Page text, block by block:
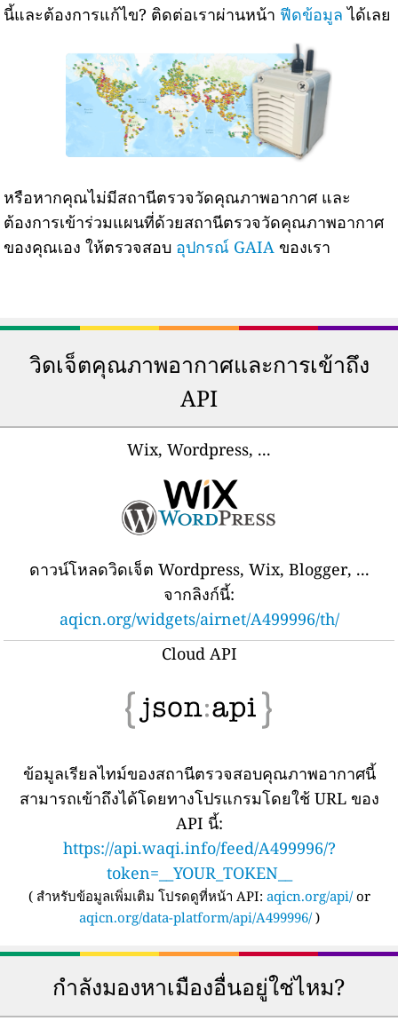
นี้และต้องการแก้ไข? ติดต่อเราผ่านหน้า ฟีดข้อมูล ได้เลย
หรือหากคุณไม่มีสถานีตรวจวัดคุณภาพอากาศ และ
ต้องการเข้าร่วมแผนที่ด้วยสถานีตรวจวัดคุณภาพอากาศ
ของคุณเอง ให้ตรวจสอบ อุปกรณ์ GAIA ของเรา
วิดเจ็ตคุณภาพอากาศและการเข้าถึง
API
Wix, Wordpress, ...
ดาวน์โหลดวิดเจ็ต Wordpress, Wix, Blogger, ...
จากลิงก์นี้:
aqicn.org/widgets/airnet/A499996/th/
Cloud API
ข้อมูลเรียลไทม์ของสถานีตรวจสอบคุณภาพอากาศนี้
สามารถเข้าถึงได้โดยทางโปรแกรมโดยใช้ URL ของ
API นี้:
https://api.waqi.info/feed/A499996/?
token=__YOUR_TOKEN__
( สำหรับข้อมูลเพิ่มเติม โปรดดูที่หน้า API: aqicn.org/api/or
aqicn.org/data-platform/api/A499996/)
กำลังมองหาเมืองอื่นอยู่ใช่ไหม?